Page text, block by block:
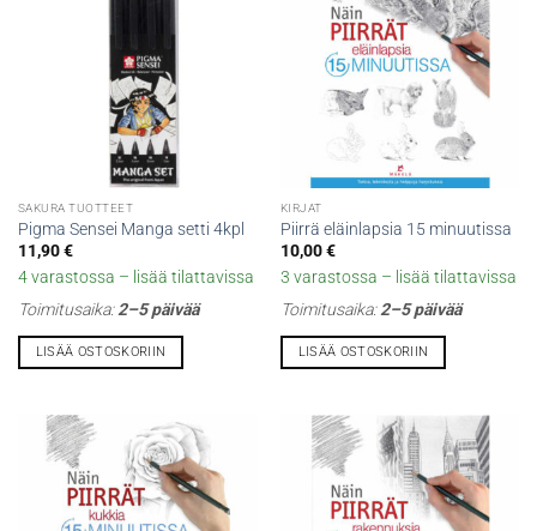
SAKURA TUOTTEET
Pigma Sensei Manga setti 4kpl
11,90€
4 varastossa – lisää tilattavissa
Toimitusaika:2–5 päivää
LISÄÄ OSTOSKORIIN
KIRJAT
Piirrä eläinlapsia 15 minuutissa
10,00€
3 varastossa – lisää tilattavissa
Toimitusaika:2–5 päivää
LISÄÄ OSTOSKORIIN